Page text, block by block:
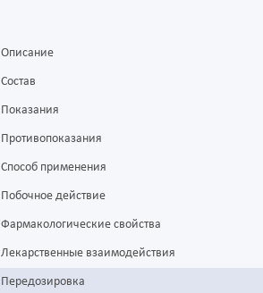
Описание
Состав
Показания
Противопоказания
Способ применения
Побочное действие
Фармакологические свойства
Лекарственные взаимодействия
Передозировка